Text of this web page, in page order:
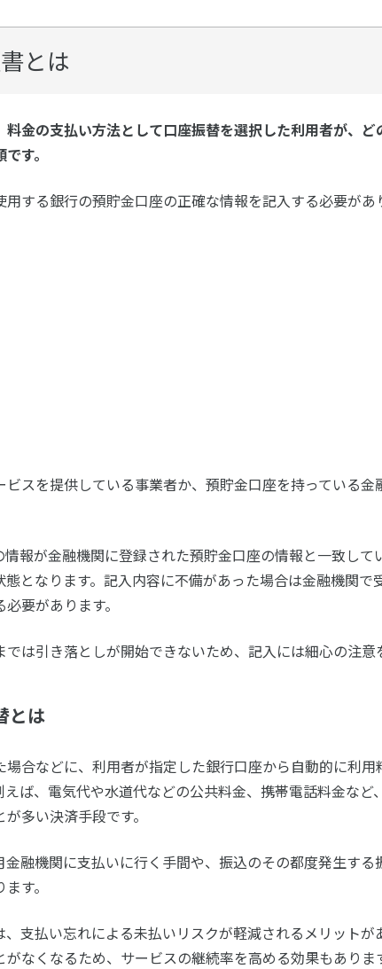
とは
料金の支払い方法として口座振替を選択した利用者が、
す。
する銀行の預貯金口座の正確な情報を記入する必要があ
ビスを提供している事業者か、預貯金口座を持っている金
報が金融機関に登録された預貯金口座の情報と一致して
態となります。記入内容に不備があった場合は金融機関で
要があります。
は引き落としが開始できないため、記入には細心の注意
とは
場合などに、利用者が指定した銀行口座から自動的に利
ば、電気代や水道代などの公共料金、携帯電話料金など
多い決済手段です。
融機関に支払いに行く手間や、振込のその都度発生する
す。
、支払い忘れによる未払いリスクが軽減されるメリットが
なくなるため、サービスの継続率を高める効果もありま